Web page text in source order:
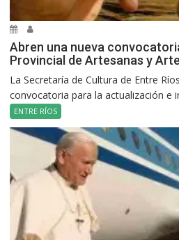
Abren una nueva
Provincial de Artesanas y
La Secretaría de Cultura de Entre
convocatoria para la actualización e
ENTRE RÍOS